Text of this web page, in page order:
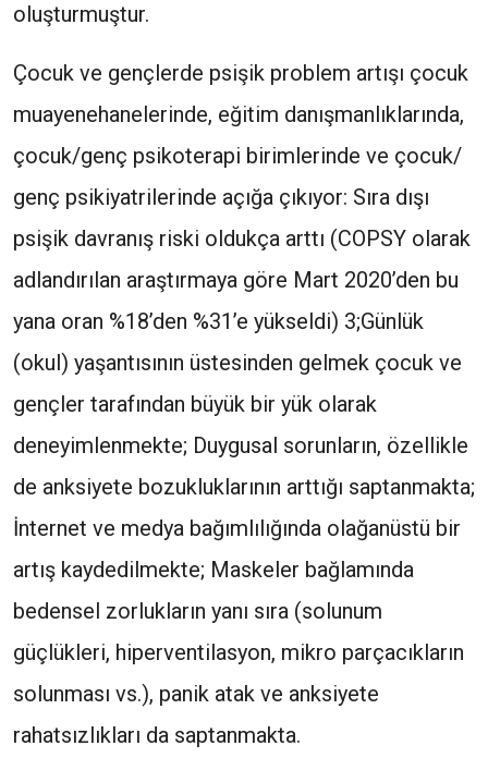
oluşturmuştur.
Çocuk ve gençlerde psişik problem artışı çocuk
muayenehanelerinde, eğitim danışmanlıklarında,
çocuk/genç psikoterapi birimlerinde ve çocuk/
genç psikiyatrilerinde açığa çıkıyor: Sıra dışı
psişik davranış riski oldukça arttı (COPSY olarak
adlandırılan araştırmaya göre Mart 2020’den bu
yana oran %18’den %31’e yükseldi) 3;Günlük
(okul) yaşantısının üstesinden gelmek çocuk ve
gençler tarafından büyük bir yük olarak
deneyimlenmekte; Duygusal sorunların, özellikle
de anksiyete bozukluklarının arttığı saptanmakta;
İnternet ve medya bağımlılığında olağanüstü bir
artış kaydedilmekte; Maskeler bağlamında
bedensel zorlukların yanı sıra (solunum
güçlükleri, hiperventilasyon, mikro parçacıkların
solunması vs.), panik atak ve anksiyete
rahatsızlıkları da saptanmakta.